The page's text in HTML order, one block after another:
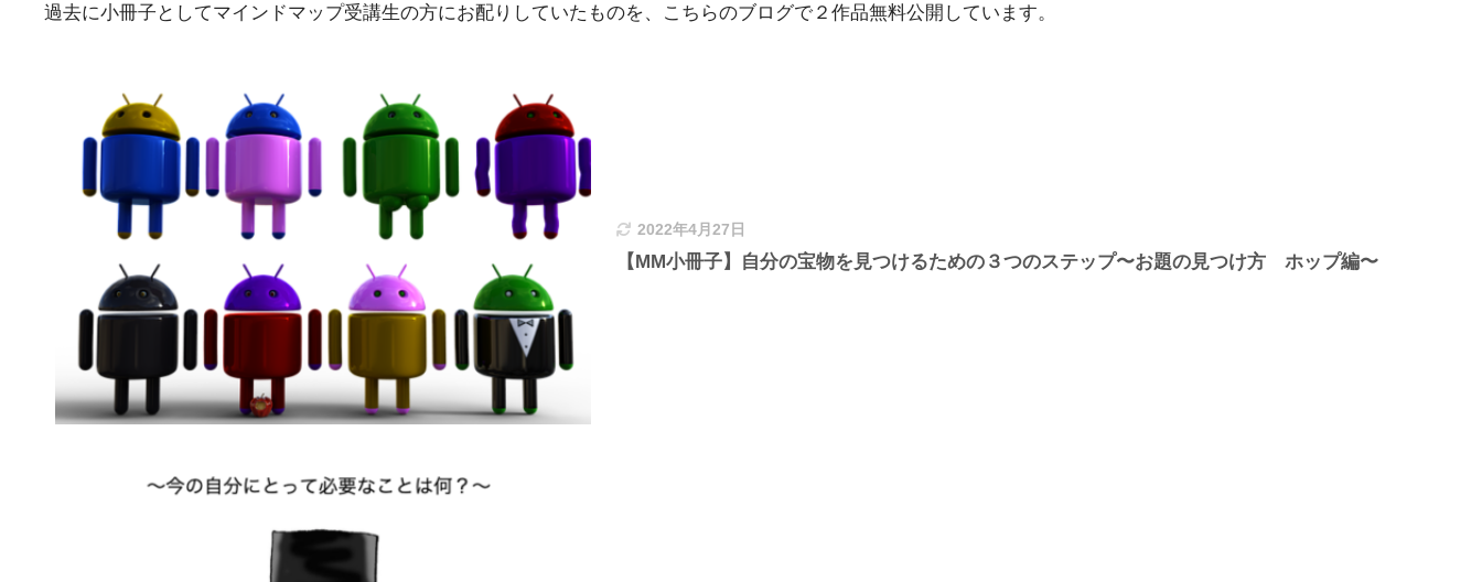
過去に小冊子としてマインドマップ受講生の方にお配りしていたものを、こちらのブログで２作品無料公開しています。
2022年4月27日
【MM小冊子】自分の宝物を見つけるための３つのステップ〜お題の見つけ方 ホップ編〜